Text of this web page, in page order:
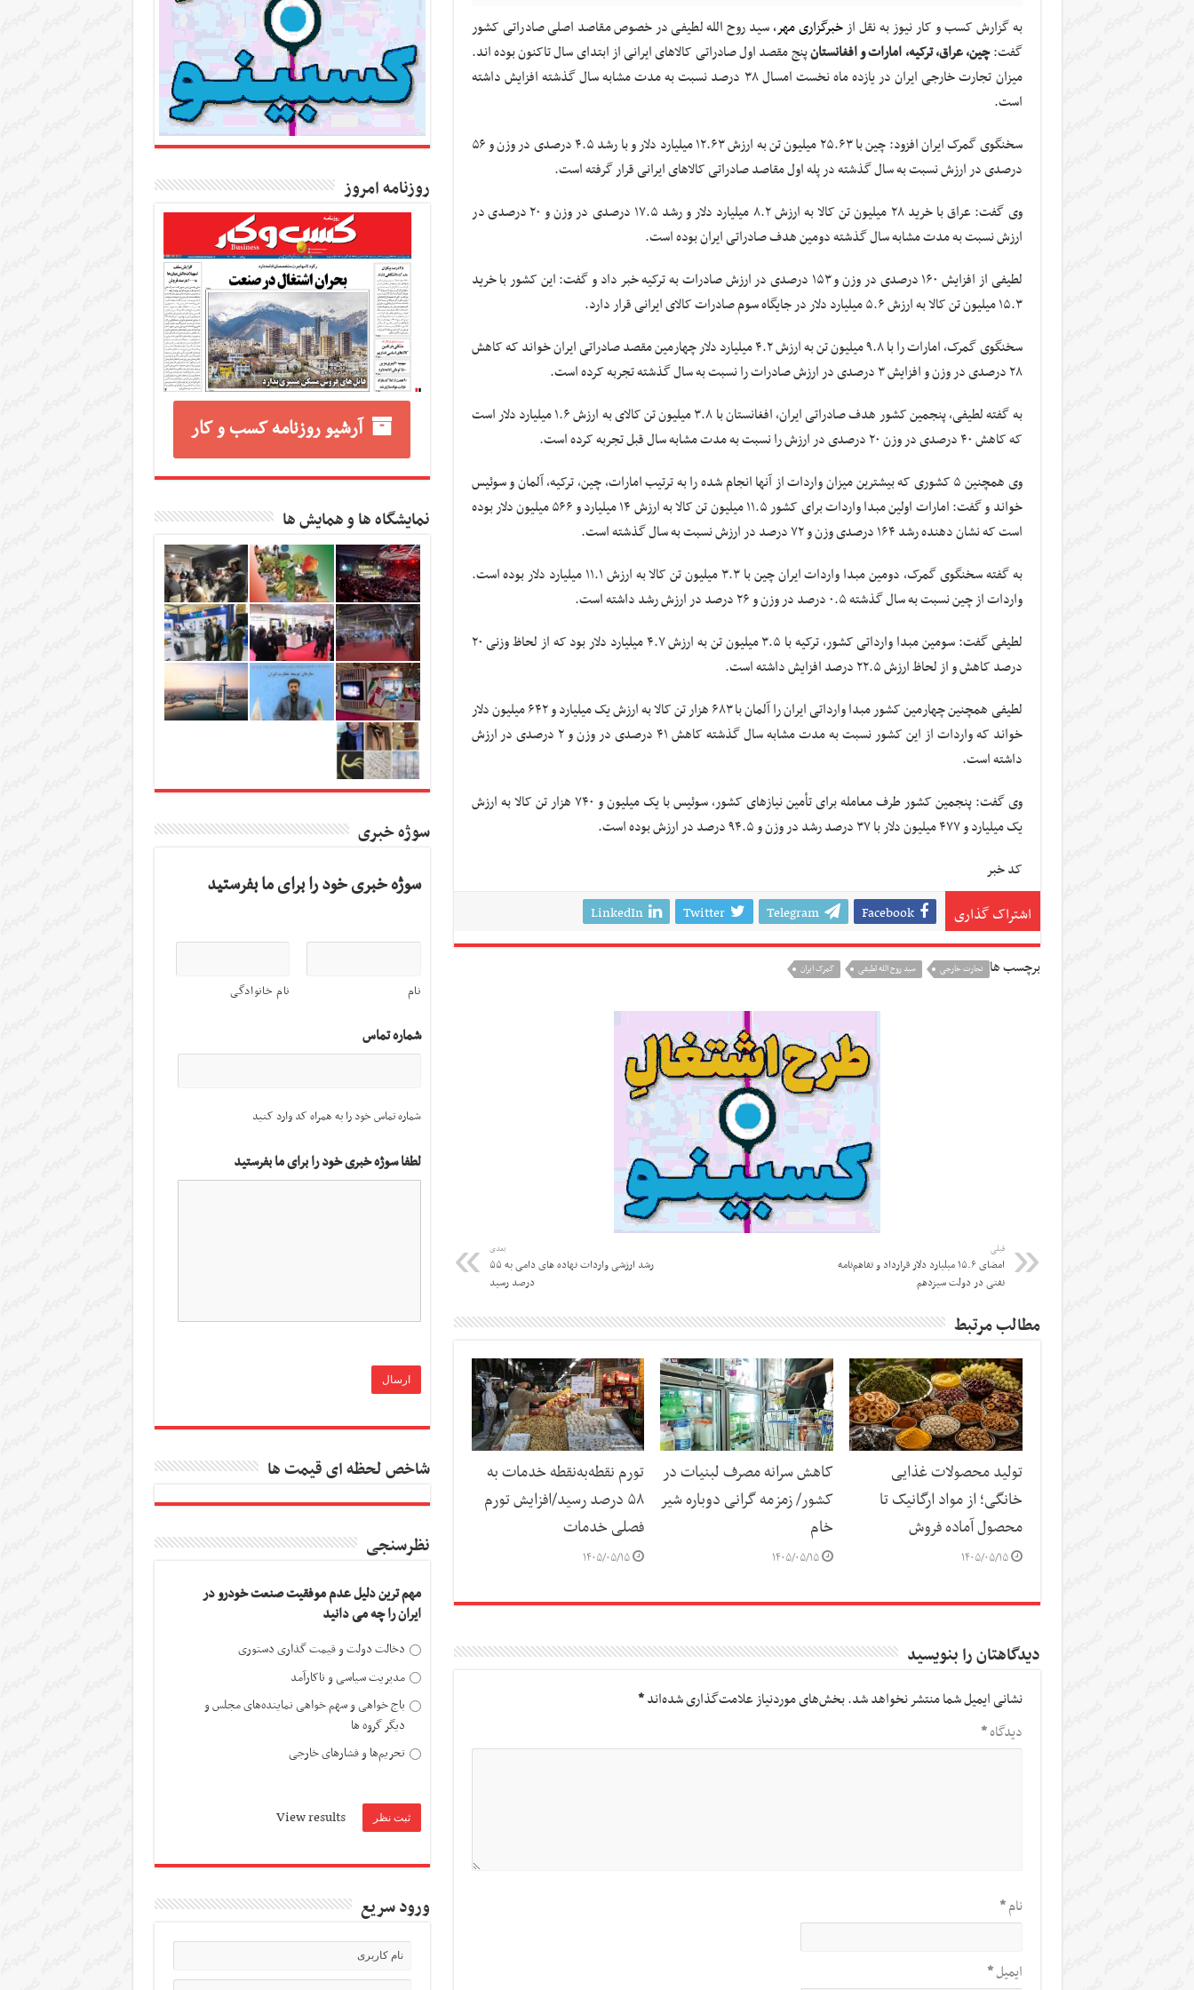
به گزارش کسب و کار نیوز به نقل ازخبرگزاری مهر،سید روح الله لطیفی در خصوص مقاصد اصلی صادراتی کشور
گفت:چین، عراق، ترکیه، امارات و افغانستانپنج مقصد اول صادراتی کالاهای ایرانی از ابتدای سال تاکنون بوده اند.
میزان تجارت خارجی ایران در یازده ماه نخست امسال ۳۸ درصد نسبت به مدت مشابه سال گذشته افزایش داشته
است.
سخنگوی گمرک ایران افزود: چین با ۲۵.۶۳ میلیون تن به ارزش ۱۲.۶۳ میلیارد دلار و با رشد ۴.۵ درصدی در وزن و ۵۶
درصدی در ارزش نسبت به سال گذشته در پله اول مقاصد صادراتی کالاهای ایرانی قرار گرفته است.
وی گفت: عراق با خرید ۲۸ میلیون تن کالا به ارزش ۸.۲ میلیارد دلار و رشد ۱۷.۵ درصدی در وزن و ۲۰ درصدی در
ارزش نسبت به مدت مشابه سال گذشته دومین هدف صادراتی ایران بوده است.
لطیفی از افزایش ۱۶۰ درصدی در وزن و ۱۵۳ درصدی در ارزش صادرات به ترکیه خبر داد و گفت: این کشور با خرید
۱۵.۳ میلیون تن کالا به ارزش ۵.۶ میلیارد دلار در جایگاه سوم صادرات کالای ایرانی قرار دارد.
سخنگوی گمرک، امارات را با ۹.۸ میلیون تن به ارزش ۴.۲ میلیارد دلار چهارمین مقصد صادراتی ایران خواند که کاهش
۲۸ درصدی در وزن و افزایش ۳ درصدی در ارزش صادرات را نسبت به سال گذشته تجربه کرده است.
به گفته لطیفی، پنجمین کشور هدف صادراتی ایران، افغانستان با ۳.۸ میلیون تن کالای به ارزش ۱.۶ میلیارد دلار است
که کاهش ۴۰ درصدی در وزن ۲۰ درصدی در ارزش را نسبت به مدت مشابه سال قبل تجربه کرده است.
وی همچنین ۵ کشوری که بیشترین میزان واردات از آنها انجام شده را به ترتیب امارات، چین، ترکیه، آلمان و سوئیس
خواند و گفت: امارات اولین مبدا واردات برای کشور ۱۱.۵ میلیون تن کالا به ارزش ۱۴ میلیارد و ۵۶۶ میلیون دلار بوده
است که نشان دهنده رشد ۱۶۴ درصدی وزن و ۷۲ درصد در ارزش نسبت به سال گذشته است.
به گفته سخنگوی گمرک، دومین مبدا واردات ایران چین با ۳.۳ میلیون تن کالا به ارزش ۱۱.۱ میلیارد دلار بوده است.
واردات از چین نسبت به سال گذشته ۰.۵ درصد در وزن و ۲۶ درصد در ارزش رشد داشته است.
لطیفی گفت: سومین مبدا وارداتی کشور، ترکیه با ۳.۵ میلیون تن به ارزش ۴.۷ میلیارد دلار بود که از لحاظ وزنی ۲۰
درصد کاهش و از لحاظ ارزش ۲۲.۵ درصد افزایش داشته است.
لطیفی همچنین چهارمین کشور مبدا وارداتی ایران را آلمان با ۶۸۳ هزار تن کالا به ارزش یک میلیارد و ۶۴۲ میلیون دلار
خواند که واردات از این کشور نسبت به مدت مشابه سال گذشته کاهش ۴۱ درصدی در وزن و ۲ درصدی در ارزش
داشته است.
وی گفت: پنجمین کشور طرف معامله برای تأمین نیازهای کشور، سوئیس با یک میلیون و ۷۴۰ هزار تن کالا به ارزش
یک میلیارد و ۴۷۷ میلیون دلار با ۳۷ درصد رشد در وزن و ۹۴.۵ درصد در ارزش بوده است.
کد خبر
اشتراک گذاری Facebook
Telegram
Twitter
LinkedIn
برچسب ها تجارت خارجی سید روح الله لطیفی گمرک ایران
قبلی
امضای ۱۵.۶ میلیارد دلار قرارداد و تفاهم‌نامه
نفتی در دولت سیزدهم
بعدی
رشد ارزشی واردات نهاده های دامی به ۵۵
درصد رسید
مطالب مرتبط
تولید محصولات غذایی
خانگی؛ از مواد ارگانیک تا
محصول آماده فروش
۱۴۰۵/۰۵/۱۵
کاهش سرانه مصرف لبنیات در
کشور/ زمزمه گرانی دوباره شیر
خام
۱۴۰۵/۰۵/۱۵
تورم نقطه‌به‌نقطه خدمات به
۵۸ درصد رسید/افزایش تورم
فصلی خدمات
۱۴۰۵/۰۵/۱۵
دیدگاهتان را بنویسید
نشانی ایمیل شما منتشر نخواهد شد.بخش‌های موردنیاز علامت‌گذاری شده‌اند*
دیدگاه*
نام*
ایمیل*
روزنامه امروز
آرشیو روزنامه کسب و کار
نمایشگاه ها و همایش ها
سوژه خبری
سوژه خبری خود را برای ما بفرستید
نام نام خانوادگی
شماره تماس
شماره تماس خود را به همراه کد وارد کنید
لطفا سوژه خبری خود را برای ما بفرستید
شاخص لحظه ای قیمت ها
نظرسنجی
مهم ترین دلیل عدم موفقیت صنعت خودرو در
ایران را چه می دانید
دخالت دولت و قیمت گذاری دستوری
مدیریت سیاسی و ناکارآمد
باج خواهی و سهم خواهی نماینده‌های مجلس و
دیگر گروه ها
تحریم‌ها و فشارهای خارجی
View results
ورود سریع